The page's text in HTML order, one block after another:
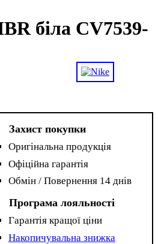
біла CV7539-
Захист покупки
Оригінальна продукція
Офіційна гарантія
Обмін / Повернення 14 днів
Програма лояльності
Гарантія кращої ціни
Накопичувальна знижка